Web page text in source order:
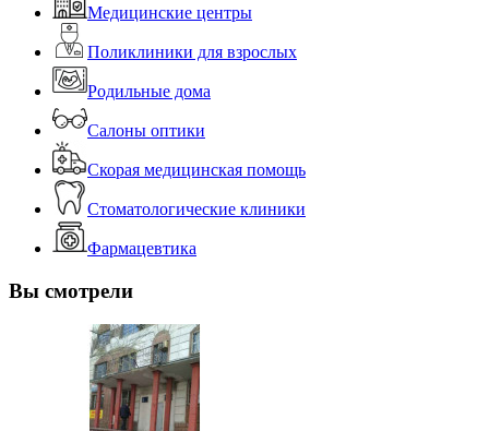
Медицинские центры
Поликлиники для взрослых
Родильные дома
Салоны оптики
Скорая медицинская помощь
Стоматологические клиники
Фармацевтика
Вы смотрели